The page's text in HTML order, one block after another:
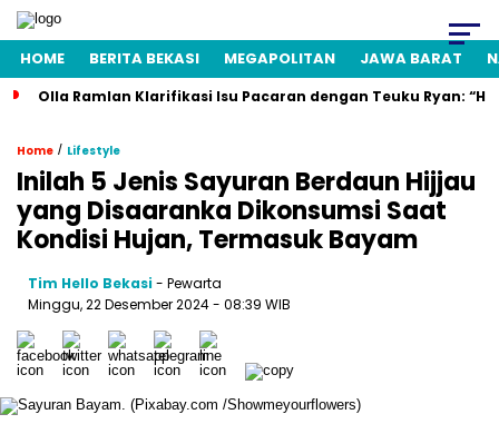
HOME BERITA BEKASI MEGAPOLITAN JAWA BARAT
Olla Ramlan Klarifikasi Isu Pacaran dengan Teuku Ryan:
Home / Lifestyle
Inilah 5 Jenis Sayuran Berdaun Hijjau
yang Disaaranka Dikonsumsi Saat
Kondisi Hujan, Termasuk Bayam
Tim Hello Bekasi- Pewarta
Minggu, 22 Desember 2024 - 08:39 WIB